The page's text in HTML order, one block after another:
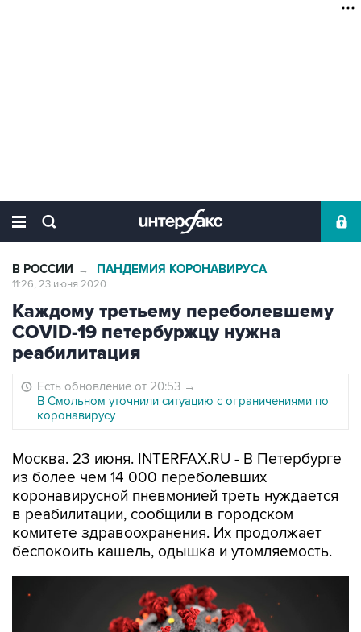
В РОССИИ → ПАНДЕМИЯ КОРОНАВИРУСА
11:26, 23 июня 2020
Каждому третьему переболевшему
COVID-19 петербуржцу нужна
реабилитация
Есть обновление от 20:53 →
В Смольном уточнили ситуацию с ограничениями по
коронавирусу
Москва. 23 июня. INTERFAX.RU - В Петербурге
из более чем 14 000 переболевших
коронавирусной пневмонией треть нуждается
в реабилитации, сообщили в городском
комитете здравоохранения. Их продолжает
беспокоить кашель, одышка и утомляемость.